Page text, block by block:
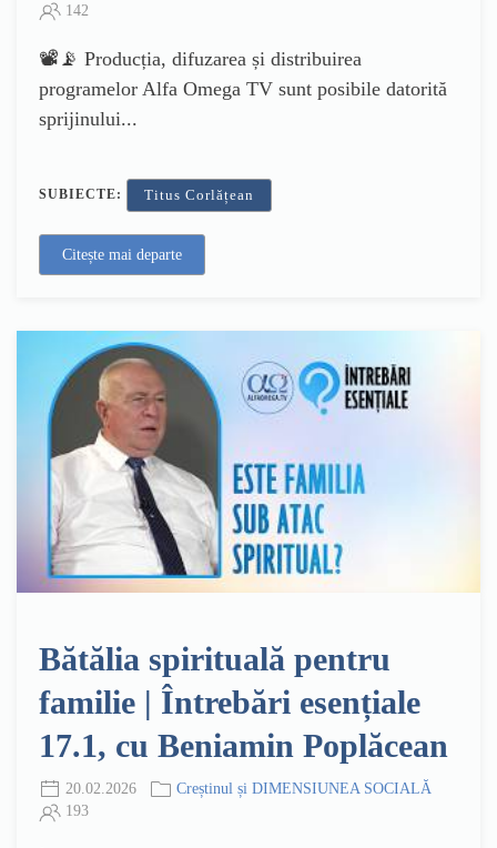
142
📽️📡 Producția, difuzarea și distribuirea
programelor Alfa Omega TV sunt posibile datorită
sprijinului...
SUBIECTE: Titus Corlățean
Citește mai departe
Bătălia spirituală pentru
familie | Întrebări esențiale
17.1, cu Beniamin Poplăcean
20.02.2026
Creștinul și DIMENSIUNEA SOCIALĂ
193